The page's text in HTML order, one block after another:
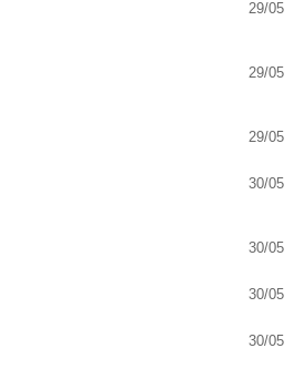
29/05
29/05
29/05
30/05
30/05
30/05
30/05